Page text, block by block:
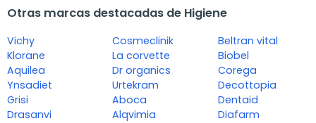
Otras marcas destacadas de Higiene
Vichy
Klorane
Aquilea
Ynsadiet
Grisi
Drasanvi
Cosmeclinik
La corvette
Dr organics
Urtekram
Aboca
Alqvimia
Beltran vital
Biobel
Corega
Decottopia
Dentaid
Diafarm